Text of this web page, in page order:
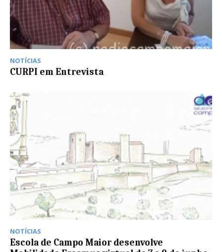
NOTÍCIAS
CURPI em Entrevista
NOTÍCIAS
Escola de Campo Maior desenvolve